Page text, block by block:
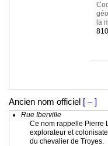
la
Ancien nom officiel [ – ]
Rue Iberville
Ce nom rappelle Pierre
explorateur et
du chevalier de Troyes.